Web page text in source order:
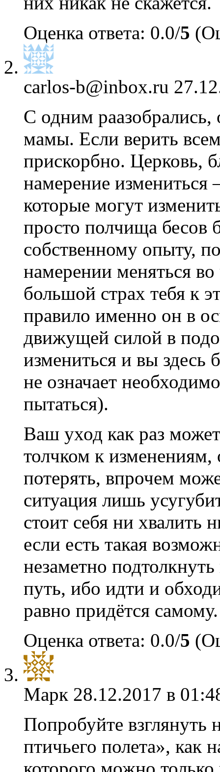
Оценка ответа: 0.0/5
carlos-b@inbox.ru
С одним раазобрались,
мамы. Если верить
прискорбно. Церковь,
намерение
которые могут
просто полчища бесов
собственному опыту,
намерении меняться
большой страх тебя к
правило именно он в
движущей силой в
измениться и вы здесь
не означает
пытаться).
Ваш уход как раз
толчком к изменениям,
потерять, впрочем
ситуация лишь
стоит себя ни хвалить
если есть такая
незаметно
путь, ибо идти и
равно придётся самому.
Оценка ответа: 0.0/5
Марк 28.12.2017 в
Попробуйте взглянуть
птичьего полета», как